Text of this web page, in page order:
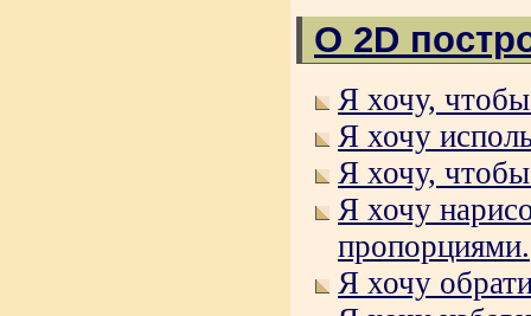
О 2D
Я хочу,
Я хочу
Я хочу,
Я хочу
пропорциями.
Я хочу